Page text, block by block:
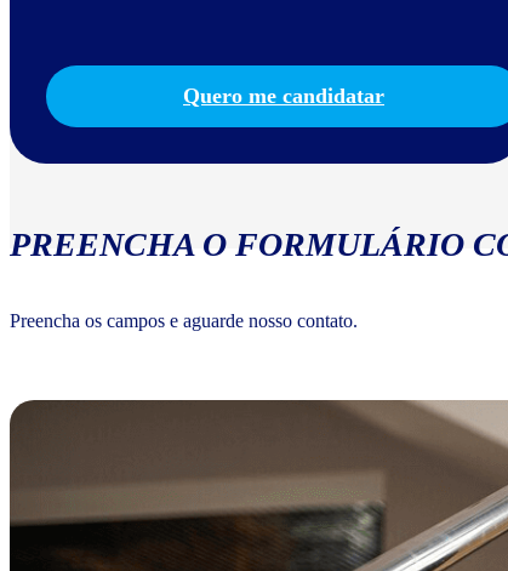
Quero me candidatar
PREENCHA O FORMULÁRIO
Preencha os campos e aguarde nosso contato.